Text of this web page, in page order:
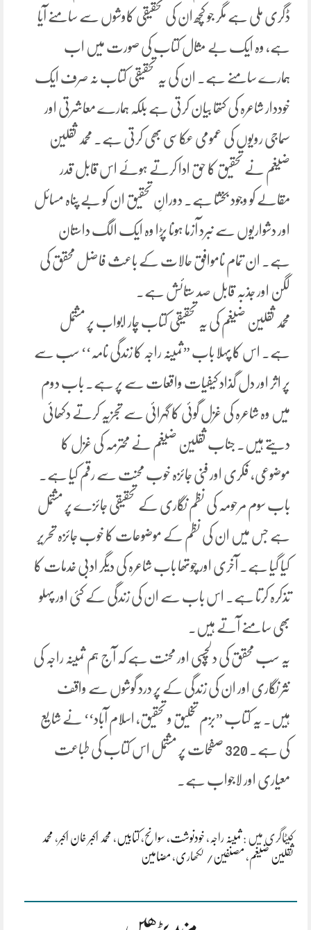
ڈگری ملی ہے مگر جو کچھ ان کی تحقیقی کاوشوں سے سامنے آیا
ہے، وہ ایک بے مثال کتاب کی صورت میں اب
ہمارے سامنے ہے. ان کی یہ تحقیقی کتاب نہ صرف ایک
خوددار شاعرہ کی کتھا بیان کرتی ہے بلکہ ہمارے معاشرتی اور
سماجی رویوں کی عمومی عکاسی بھی کرتی ہے. محمد ثقلین
ضیغم نے تحقیق کا حق ادا کرتے ہوئے اس قابل قدر
مقالے کو وجود بخشا ہے. دورانِ تحقیق ان کو بے پناہ مسائل
اور دشواریوں سے نبرد آزما ہونا پڑا وہ ایک الگ داستان
ہے. ان تمام ناموافق حالات کے باعث فاضل محقق کی
لگن اور جذبہ قابل صد ستائش ہے.
محمد ثقلین ضیغم کی یہ تحقیقی کتاب چار ابواب پر مشتمل
ہے. اس کا پہلا باب ”ثمینہ راجہ کا زندگی نامہ‘‘ سب سے
پر اثر اور دل گذاد کیفیات واقعات سے پر ہے. باب دوم
میں وہ شاعرہ کی غزل گوئی کا گہرائی سے تجزیہ کرتے دکھائی
دیتے ہیں. جناب ثقلین ضیغم نے محترمہ کی غزل کا
موضوعی، فکری اور فنی جائزہ خوب محنت سے رقم کیا ہے.
باب سوم مرحومہ کی نظم نگاری کے تحقیقی جائزے پر مشتمل
ہے جس میں ان کی نظم کے موضوعات کا خوب جائزہ تحریر
کیا گیا ہے. آخری اور چوتھا باب شاعرہ کی دیگر ادبی خدمات کا
تذکرہ کرتا ہے. اس باب سے ان کی زندگی کے کئی اور پہلو
بھی سامنے آتے ہیں.
یہ سب محقق کی دلچسپی اور محنت ہے کہ آج ہم ثمینہ راجہ کی
نثر نگاری اور ان کی زندگی کے پر درد گوشوں سے واقف
ہیں. یہ کتاب ”بزم تخلیق و تحقیق، اسلام آباد‘‘ نے شایع
کی ہے. 320 صفحات پر مشتمل اس کتاب کی طباعت
معیاری اور لاجواب ہے.
کیٹاگری میں : ثمینہ راجہ ، خودنوشت، سوانح،کتابیں ، محمد اکبر خان اکبر ، محمد
ثقلین ضیغم ، مصنفین/ لکھاری، مضامین
مزید پڑھیں